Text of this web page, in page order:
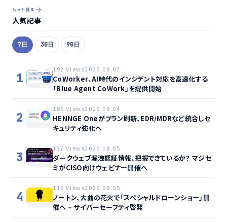
もっと見る
人気記事
7日 30日 90日
1
192 Views2026.08.07
CoWorker、AI時代のインシデント対応を高速化する
「Blue Agent CoWork」を提供開始
2
185 Views2026.08.04
HENNGE Oneがプラン刷新、EDR/MDRなど統合しセ
キュリティ強化へ
3
137 Views2026.08.05
ダークウェブ漏洩認証情報、把握できているか？ マジセ
ミがCISO向けウェビナー開催へ
4
119 Views2026.08.05
ノートン、大曲の花火で「スペシャルドローンショー」開
催へ – サイバーセーフティ啓発